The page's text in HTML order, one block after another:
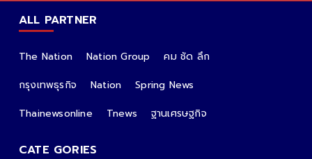
ALL PARTNER
The Nation Nation Group
คม ชัด ลึก
กรุงเทพธุรกิจ
Nation
Spring News
Thainewsonline
Tnews ฐานเศรษฐกิจ
CATE GORIES